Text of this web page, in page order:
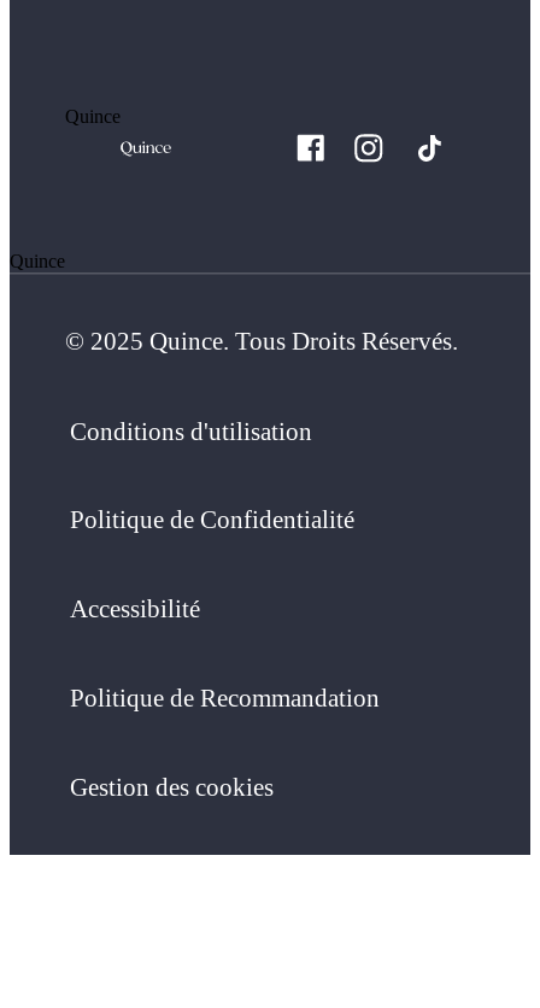
Quince
Quince
© 2025 Quince. Tous Droits Réservés.
Conditions d'utilisation
Politique de Confidentialité
Accessibilité
Politique de Recommandation
Gestion des cookies